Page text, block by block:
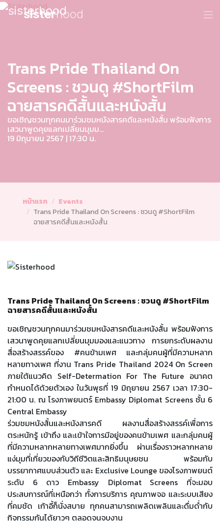
sisterhood
Trans Pride Thailand On
Screens : ชวนดู #ShortFilm
ฉายสารคดีสั้นและหนังสั้น
ขอเชิญชวนทุกคนมาร่วมชมหนังสารคดีและหนังสั้น พร้อมฟังการ
เสวนาพูดคุยแลกเปลี่ยนมุมม...
19 มิถุนายน 2567 | 17:30 น.
หน้าแรก
Events
Trans Pride Thailand On Screens : ชวนดู #ShortFilm
ฉายสารคดีสั้นและหนังสั้น
Trans Pride Thailand On Screens : ชวนดู #ShortFilm
ฉายสารคดีสั้นและหนังสั้น
ขอเชิญชวนทุกคนมาร่วมชมหนังสารคดีและหนังสั้น พร้อมฟังการ
เสวนาพูดคุยแลกเปลี่ยนมุมมองและแนวทาง การยกระดับผลงาน
สื่อสร้างสรรค์ของ #คนข้ามเพศ และกลุ่มคนผู้ที่มีความหลาก
หลายทางเพศ ที่งาน Trans Pride Thailand 2024 On Screen
ภายใต้แนวคิด Self-Determation For The Future อนาคต
กำหนดได้ด้วยตัวเอง ในวันพุธที่ 19 มิถุยายน 2567 เวลา 17:30-
21:00 น. ณ โรงภาพยนตร์ Embassy Diplomat Screens ชั้น 6
Central Embassy
ร่วมชมหนังสั้นและหนังสารคดี ผลงานสื่อสร้างสรรค์เพื่อการ
ตระหนักรู้ เข้าถึง และเข้าใจการมีอยู่ของคนข้ามเพศ และกลุ่มคนผู้
ที่มีความหลากหลายทางเพศมากยิ่งขึ้น ผ่านเรื่องราวหลากหลาย
แง่มุมที่เกี่ยวของกับวิถีชีวิตและสิทธิมนุษยชน พร้อมกับ
บรรยากาศแบบส่วนตัว และ Exclusive Lounge ของโรงภาพยนต์
ระดับ 6 ดาว Embassy Diplomat Screens ที่จะมอบ
ประสบการณ์ที่เหนือกว่า ทั้งการบริการ คุณภาพจอ และระบบเสียง
ที่คมชัด เก้าอี้ก็นั่งสบาย ทุกคนสามารถเพลิดเพลินและดื่มด่ำกับ
กิจกรรมกันได้ยาวๆ ตลอดจนจบงาน